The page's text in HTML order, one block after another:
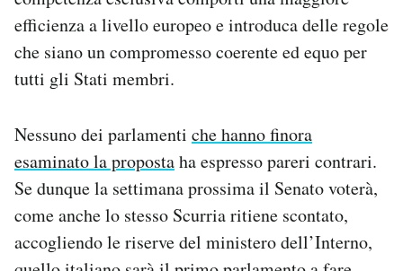
efficienza a livello europeo e introduca delle regole
che siano un compromesso coerente ed equo per
tutti gli Stati membri.
Nessuno dei parlamenti che hanno finora
esaminato la propostaha espresso pareri contrari.
Se dunque la settimana prossima il Senato voterà,
come anche lo stesso Scurria ritiene scontato,
accogliendo le riserve del ministero dell’Interno,